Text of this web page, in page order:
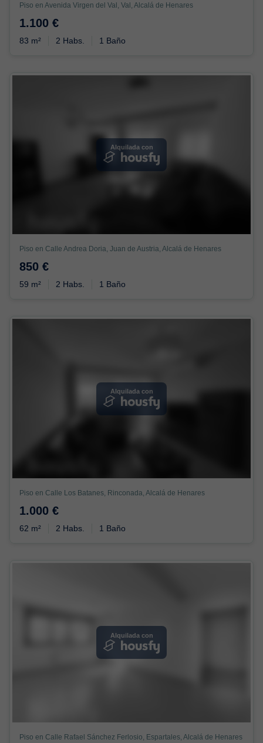
Piso en Avenida Virgen del Val, Val, Alcalá de Henares
1.100 €
83 m² 2 Habs. 1 Baño
Alquilada con
Piso en Calle Andrea Doria, Juan de Austria, Alcalá de Henares
850 €
59 m² 2 Habs. 1 Baño
Alquilada con
Piso en Calle Los Batanes, Rinconada, Alcalá de Henares
1.000 €
62 m² 2 Habs. 1 Baño
Alquilada con
Piso en Calle Rafael Sánchez Ferlosio, Espartales, Alcalá de Henares